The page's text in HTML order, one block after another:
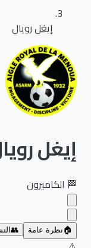
إيغل رويال
إيغل رويال
الكاميرون
نظرة عامة 👥